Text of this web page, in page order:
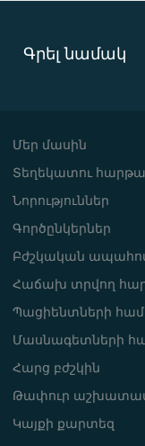
Գրել նամակ
Մեր մասին
Տեղեկատու
Նորություններ
Գործընկերներ
Բժշկական
Հաճախ տրվող
Պացիենտների
Մասնագետների
Հարց բժշկին
Թափուր
Կայքի քարտեզ